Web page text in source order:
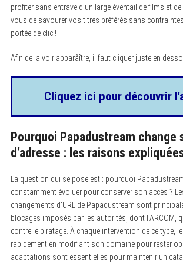
profiter sans entrave d’un large éventail de films et
vous de savourer vos titres préférés sans
portée de clic !
Afin de la voir apparâître, il faut cliquer juste en
Cliquez ici pour découvrir
Pourquoi Papadustream change
d’adresse : les raisons
La question qui se pose est : pourquoi
constamment évoluer pour conserver son accès ?
changements d’URL de Papadustream sont
blocages imposés par les autorités, dont l’ARCOM,
contre le piratage. À chaque intervention de ce type,
rapidement en modifiant son domaine pour rester
adaptations sont essentielles pour maintenir un